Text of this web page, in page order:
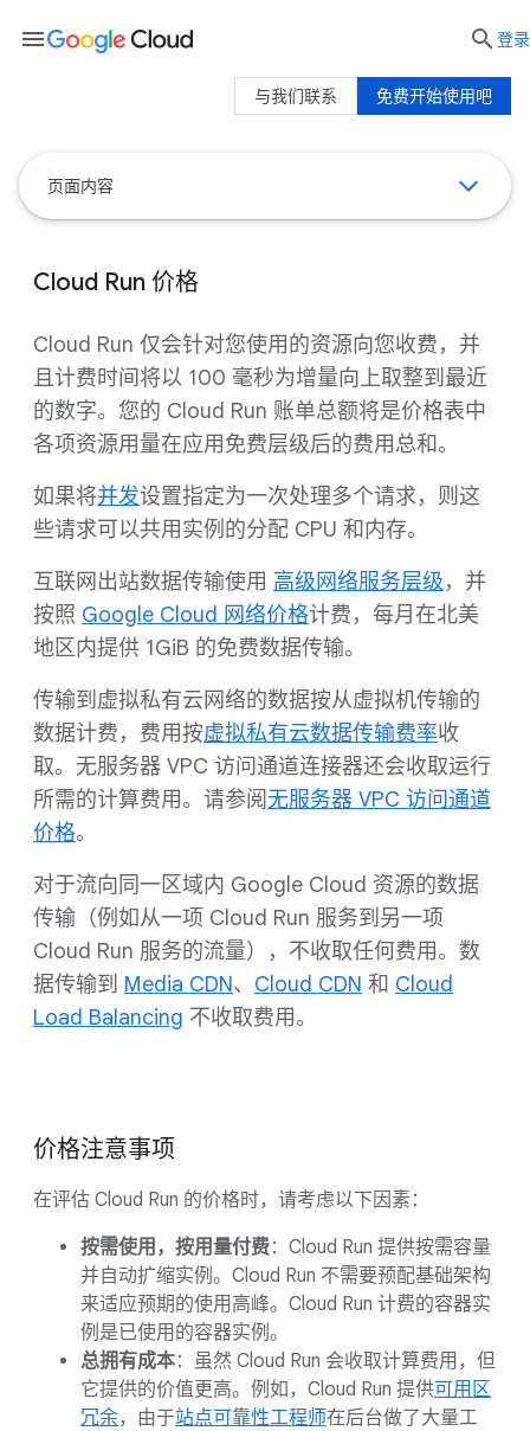
页面内容
Cloud Run 价格
Cloud Run 仅会针对您使用的资源向您收费，并
且计费时间将以 100 毫秒为增量向上取整到最近
的数字。您的 Cloud Run 账单总额将是价格表中
各项资源用量在应用免费层级后的费用总和。
如果将并发设置指定为一次处理多个请求，则这
些请求可以共用实例的分配 CPU 和内存。
互联网出站数据传输使用 高级网络服务层级，并
按照 Google Cloud 网络价格计费，每月在北美
地区内提供 1GiB 的免费数据传输。
传输到虚拟私有云网络的数据按从虚拟机传输的
数据计费，费用按虚拟私有云数据传输费率收
取。无服务器 VPC 访问通道连接器还会收取运行
所需的计算费用。请参阅无服务器 VPC 访问通道
价格。
对于流向同一区域内 Google Cloud 资源的数据
传输（例如从一项 Cloud Run 服务到另一项
Cloud Run 服务的流量），不收取任何费用。数
据传输到 Media CDN、 Cloud CDN 和 Cloud
Load Balancing 不收取费用。
价格注意事项
在评估 Cloud Run 的价格时，请考虑以下因素：
按需使用，按用量付费：Cloud Run 提供按需容量
并自动扩缩实例。Cloud Run 不需要预配基础架构
来适应预期的使用高峰。Cloud Run 计费的容器实
例是已使用的容器实例。
总拥有成本：虽然 Cloud Run 会收取计算费用，但
它提供的价值更高。例如，Cloud Run 提供可用区
冗余，由于站点可靠性工程师在后台做了大量工
menu  登录
免费开始使用吧
与我们联系